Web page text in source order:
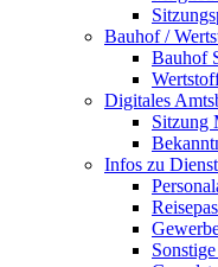
Bauhof /
Bauhof
Digitales
Sitzung
Infos zu